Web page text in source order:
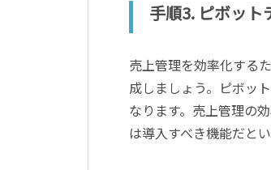
手順3. ピボット
売上管理を効率化する
成しましょう。ピボッ
なります。売上管理の
は導入すべき機能だとい